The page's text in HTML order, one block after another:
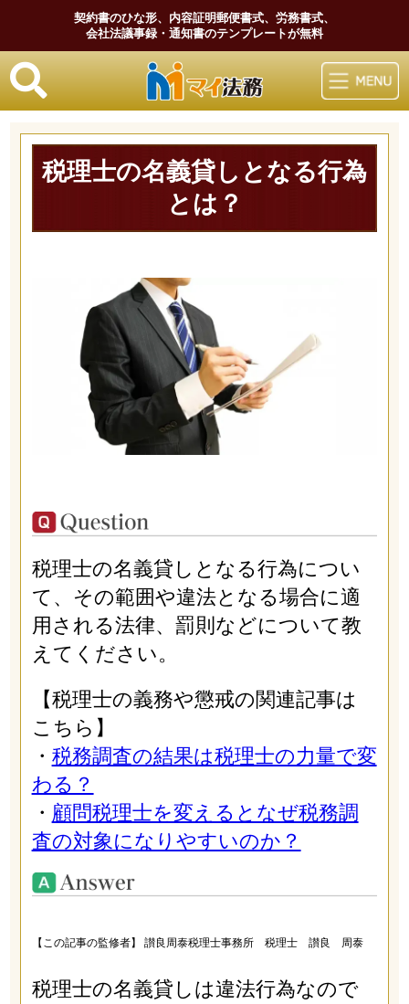
契約書のひな形、内容証明郵便書式、労務書式、
会社法議事録・通知書のテンプレートが無料
マイ法務
税理士の名義貸しとなる行為
とは？
税理士の名義貸しとなる行為につい
て、その範囲や違法となる場合に適
用される法律、罰則などについて教
えてください。
【税理士の義務や懲戒の関連記事は
こちら】
・ 税務調査の結果は税理士の力量で変
わる？
・ 顧問税理士を変えるとなぜ税務調
査の対象になりやすいのか？
【この記事の監修者】 讃良周泰税理士事務所 税理士 讃良 周泰
税理士の名義貸しは違法行為なので